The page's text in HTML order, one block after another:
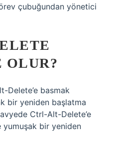
çubuğundan yönetici
OLUR?
Delete’e basmak
bir yeniden başlatma
Ctrl-Alt-Delete’e
yumuşak bir yeniden